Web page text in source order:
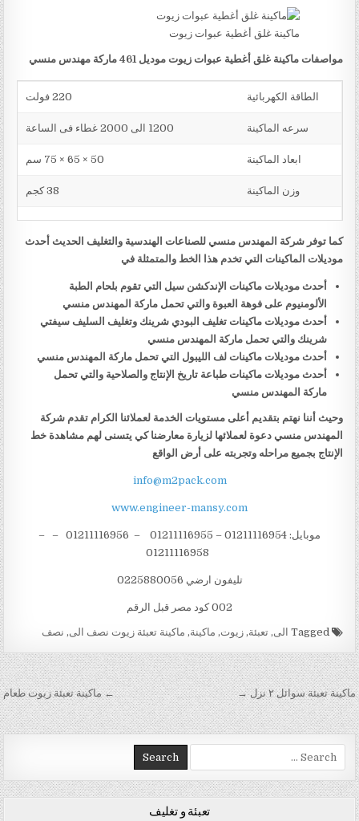
ماكينة غلق أغطية عبوات زيوت
مواصفات ماكينة غلق أغطية عبوات زيوت موديل 461 ماركة مهندس منسي
الطاقة الكهربائية 220 فولت
سرعه الماكينة 1200 الى 2000 غطاء فى الساعة
ابعاد الماكينة 50 × 65 × 75 سم
وزن الماكينة 38 كجم
كما توفر شركة المهندس منسي للصناعات الهندسية والتغليف الحديث أحدث
موديلات الماكينات التي تخدم هذا الخط والمتمثلة في
أحدث موديلات ماكينات الإندكشن سيل التي تقوم بلحام الطبة
الألومنيوم على فوهة العبوة والتي تحمل ماركة المهندس منسي
أحدث موديلات ماكينات تغليف البودي شرينك وتغليف السليف سيفتي
شرينك والتي تحمل ماركة المهندس منسي
أحدث موديلات ماكينات لف الليبول التي تحمل ماركة المهندس منسي
أحدث موديلات ماكينات طباعة تاريخ الإنتاج والصلاحية والتي تحمل
ماركة المهندس منسي
وحيث أننا نهتم بتقديم أعلى مستويات الخدمة لعملائنا الكرام تقدم شركة
المهندس منسي دعوة لعملائها لزيارة معارضنا كي يتسنى لهم مشاهدة خط
الإنتاج بجميع مراحله وتجربته على أرض الواقع
info@m2pack.com
www.engineer-mansy.com
موبايل: 01211116954 – 01211116955 – 01211116956 – –
تليفون ارضي 0225880056
002 كود مصر قبل الرقم
Tagged الى,تعبئة,زيوت, ماكينة, ماكينة تعبئة زيوت نصف الى, نصف
تصفّح المقالات ← ماكينة تعبئة زيوت طعام ماكينة تعبئة سوائل ٢ نزل →
Search for:
تعبئة و تغليف